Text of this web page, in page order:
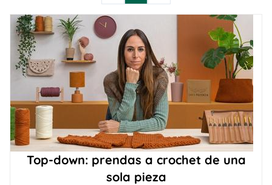
Top-down: prendas a crochet de una
sola pieza